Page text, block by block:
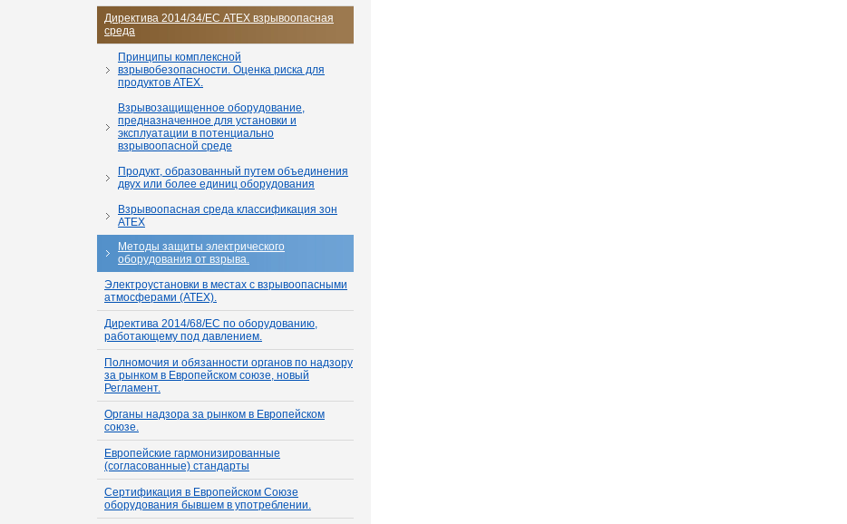
Директива 2014/34/ЕС ATEX взрывоопасная
среда
Принципы комплексной
взрывобезопасности. Оценка риска для
продуктов ATEX.
Взрывозащищенное оборудование,
предназначенное для установки и
эксплуатации в потенциально
взрывоопасной среде
Продукт, образованный путем объединения
двух или более единиц оборудования
Взрывоопасная среда классификация зон
ATEX
Методы защиты электрического
оборудования от взрыва.
Электроустановки в местах с взрывоопасными
атмосферами (ATEX).
Директива 2014/68/ЕС по оборудованию,
работающему под давлением.
Полномочия и обязанности органов по надзору
за рынком в Европейском союзе, новый
Регламент.
Органы надзора за рынком в Европейском
союзе.
Европейские гармонизированные
(согласованные) стандарты
Сертификация в Европейском Союзе
оборудования бывшем в употреблении.